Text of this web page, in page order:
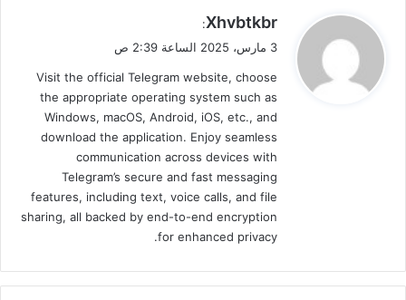
ي
ق
ل
Xhvbtkbr
:
3 مارس، 2025 الساعة 2:39 ص
Visit the official Telegram website, choose
the appropriate operating system such as
Windows, macOS, Android, iOS, etc., and
download the application. Enjoy seamless
communication across devices with
Telegram’s secure and fast messaging
features, including text, voice calls, and file
sharing, all backed by end-to-end encryption
for enhanced privacy.